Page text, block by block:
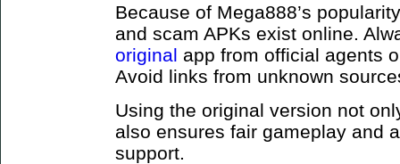
Because of Mega888’s
and scam APKs exist online.
original app from official agents
Avoid links from unknown
Using the original version not
also ensures fair gameplay and
support.